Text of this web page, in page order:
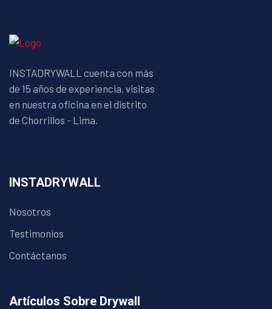
INSTADRYWALL cuenta con más
de 15 años de experiencia. visitas
en nuestra oficina en el distrito
de Chorrillos - Lima.
INSTADRYWALL
Nosotros
Testimonios
Contáctanos
Artículos Sobre Drywall